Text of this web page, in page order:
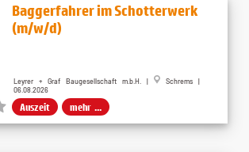
Baggerfahrer im Schotterwerk
(m/w/d)
Leyrer + Graf Baugesellschaft m.b.H. |
Schrems |
06.08.2026
Auszeit mehr ...